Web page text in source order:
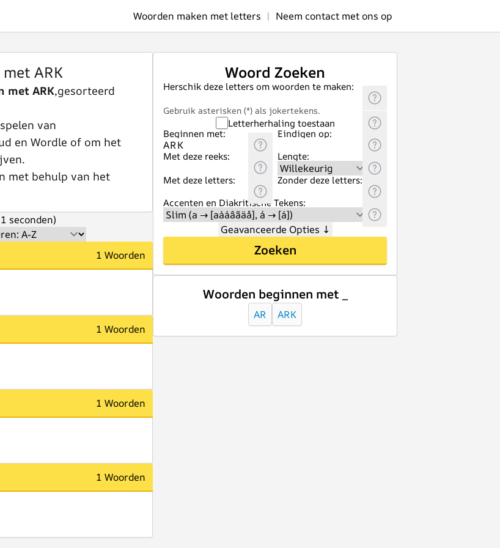
Woorden maken met letters | Neem contact met ons op
ARK
met ARK,gesorteerd
van
en Wordle of om het
met behulp van het
seconden)
1 Woorden
1 Woorden
1 Woorden
1 Woorden
Woord Zoeken
Herschik deze letters om woorden te maken:
Gebruik asterisken (*) als jokertekens.
Letterherhaling toestaan
Beginnen met:
Eindigen op:
Met deze reeks:
Lengte:
Met deze letters:
Zonder deze letters:
Accenten en Diakritische Tekens:
Geavanceerde Opties ↓
Zoeken
Woorden beginnen met _
AR ARK